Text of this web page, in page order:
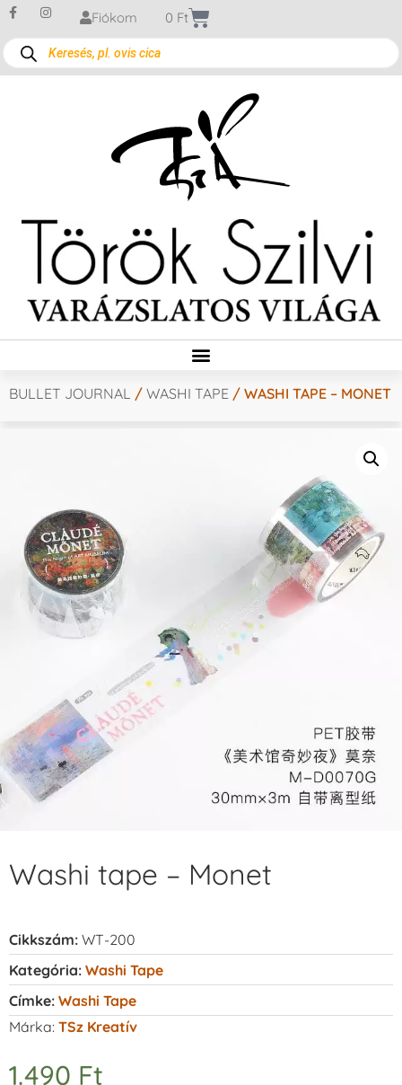
Fiókom 0 Ft
BULLET JOURNAL / WASHI TAPE / WASHI TAPE – MONET
Washi tape – Monet
Cikkszám: WT-200
Kategória: Washi Tape
Címke: Washi Tape
Márka: TSz Kreatív
1.490 Ft